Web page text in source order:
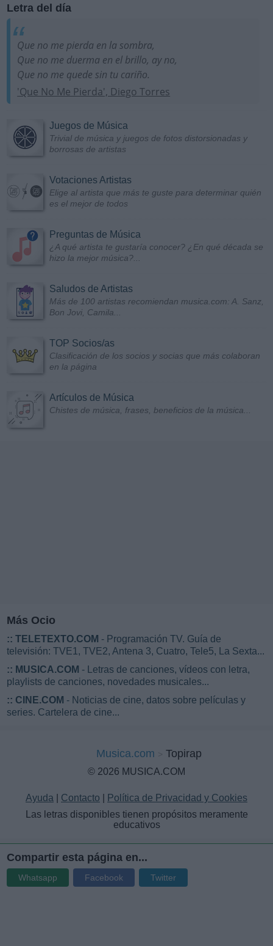
Letra del día
Que no me pierda en la sombra,
Que no me duerma en el brillo, ay no,
Que no me quede sin tu cariño.
'Que No Me Pierda', Diego Torres
Juegos de Música
Trivial de música y juegos de fotos distorsionadas y
borrosas de artistas
Votaciones Artistas
Elige al artista que más te guste para determinar quién
es el mejor de todos
Preguntas de Música
¿A qué artista te gustaría conocer? ¿En qué década se
hizo la mejor música?...
Saludos de Artistas
Más de 100 artistas recomiendan musica.com: A. Sanz,
Bon Jovi, Camila...
TOP Socios/as
Clasificación de los socios y socias que más colaboran
en la página
Artículos de Música
Chistes de música, frases, beneficios de la música...
Más Ocio
:: TELETEXTO.COM - Programación TV. Guía de
televisión: TVE1, TVE2, Antena 3, Cuatro, Tele5, La Sexta...
:: MUSICA.COM - Letras de canciones, vídeos con letra,
playlists de canciones, novedades musicales...
:: CINE.COM - Noticias de cine, datos sobre películas y
series. Cartelera de cine...
Musica.com Topirap
© 2026 MUSICA.COM
Ayuda Contacto
Política de Privacidad y Cookies
Las letras disponibles tienen propósitos meramente
educativos
Compartir esta página en...
Whatsapp Facebook Twitter